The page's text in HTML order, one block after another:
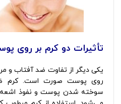
تأثیرات دو کرم بر روی
یکی دیگر از تفاوت ضد آفتاب و
روی پوست صورت است. کرم ضد
سوخته شدن پوست و نفوذ اشعه‌